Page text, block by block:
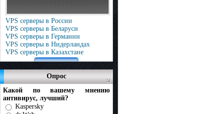
VPS серверы в России
VPS серверы в Беларуси
VPS серверы в Германии
VPS серверы в Нидерландах
VPS серверы в Казахстане
Опрос
Какой по вашему мнению
антивирус, лучший?
Kaspersky